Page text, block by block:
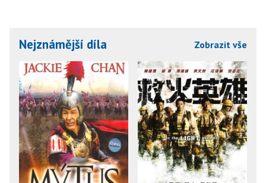
Nejznámější díla Zobrazit vše